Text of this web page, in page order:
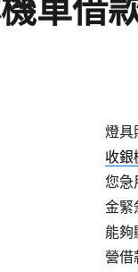
車借
燈具
收銀
您急
金緊
能夠
營借